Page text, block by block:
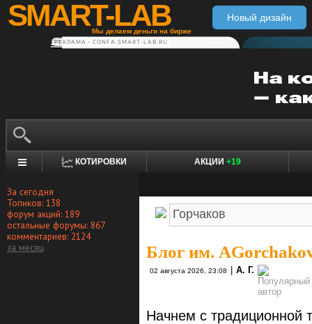
SMART-LAB
Мы делаем деньги на бирже
Новый дизайн
РЕКЛАМА • CONFA.SMART-LAB.RU
КОТИРОВКИ АКЦИИ +19
За сегодня
Топиков: 138
форум акций: 189
остальные форумы: 867
комментариев: 2124
за месяц
Блог им.
02 августа 2026, 23:08 А. Г.
Начнем с традиционной